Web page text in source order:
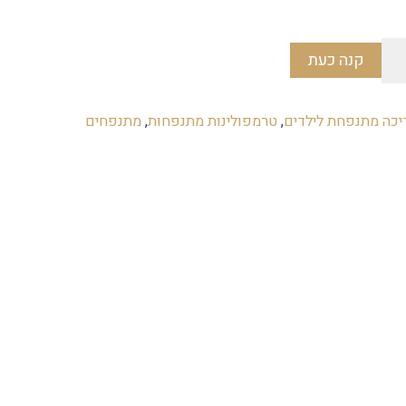
₪2,599.
קנה כעת
מתנפחת לילדים, טרמפולינות מתנפחות, מתנפחים